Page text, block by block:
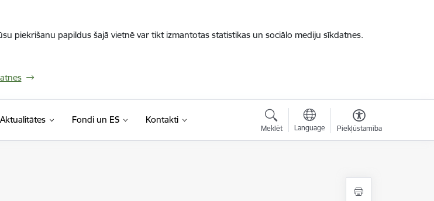
piekrišanu papildus šajā vietnē var tikt izmantotas statistikas un sociālo mediju sīkdatnes.
Aktualitātes Fondi un ES Kontakti
Meklēt Language Piekļūstamība